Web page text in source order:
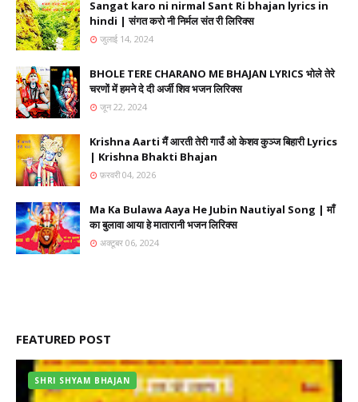
Sangat karo ni nirmal Sant Ri bhajan lyrics in
hindi | संगत करो नी निर्मल संत री लिरिक्स
जुलाई 14, 2024
BHOLE TERE CHARANO ME BHAJAN LYRICS भोले तेरे
चरणों में हमने दे दी अर्जी शिव भजन लिरिक्स
जून 22, 2024
Krishna Aarti मैं आरती तेरी गाउँ ओ केशव कुञ्ज बिहारी Lyrics
| Krishna Bhakti Bhajan
फ़रवरी 04, 2026
Ma Ka Bulawa Aaya He Jubin Nautiyal Song | माँ
का बुलावा आया हे मातारानी भजन लिरिक्स
अक्टूबर 06, 2024
FEATURED POST
SHRI SHYAM BHAJAN